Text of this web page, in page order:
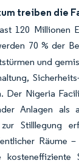
treiben die
120 Millionen
70 % der
und
Der Nigeria
Anlagen
Stilllegung